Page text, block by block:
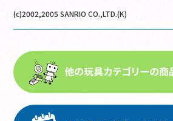
(c)2002,2005 SANRIO CO.,LTD.(K)